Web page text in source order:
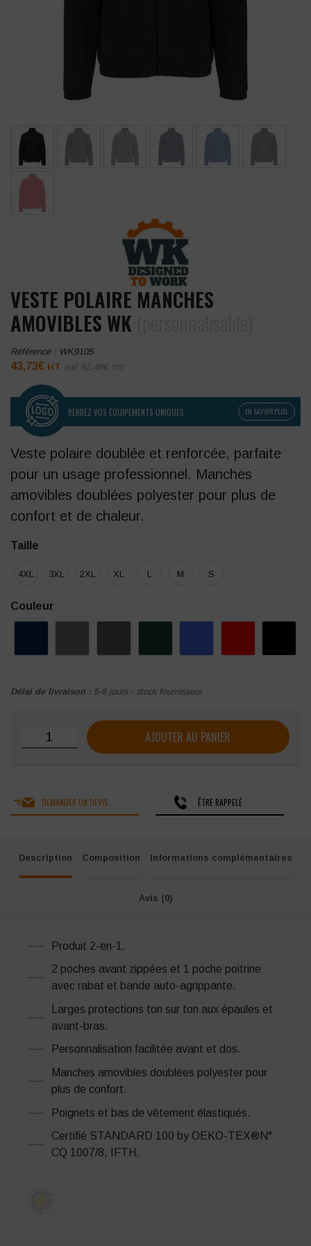
VESTE POLAIRE MANCHES
AMOVIBLES WK
Référence : WK9105
43,73€ HT soit 52,48€ TTC
RENDEZ VOS ÉQUIPEMENTS UNIQUES EN SAVOIR PLUS
Veste polaire doublée et renforcée, parfaite
pour un usage professionnel. Manches
amovibles doublées polyester pour plus de
confort et de chaleur.
Taille
4XL 3XL 2XL XL L M S
Couleur
Délai de livraison : 5-8 jours - stock fournisseur
quantité de Veste polaire manches amovibles WK
AJOUTER AU PANIER
DEMANDER UN DEVIS ÊTRE RAPPELÉ
Description Composition Informations complémentaires
Avis (0)
Produit 2-en-1.
2 poches avant zippées et 1 poche poitrine
avec rabat et bande auto-agrippante.
Larges protections ton sur ton aux épaules et
avant-bras.
Personnalisation facilitée avant et dos.
Manches amovibles doublées polyester pour
plus de confort.
Poignets et bas de vêtement élastiqués.
Certifié STANDARD 100 by OEKO-TEX®N°
CQ 1007/8, IFTH.